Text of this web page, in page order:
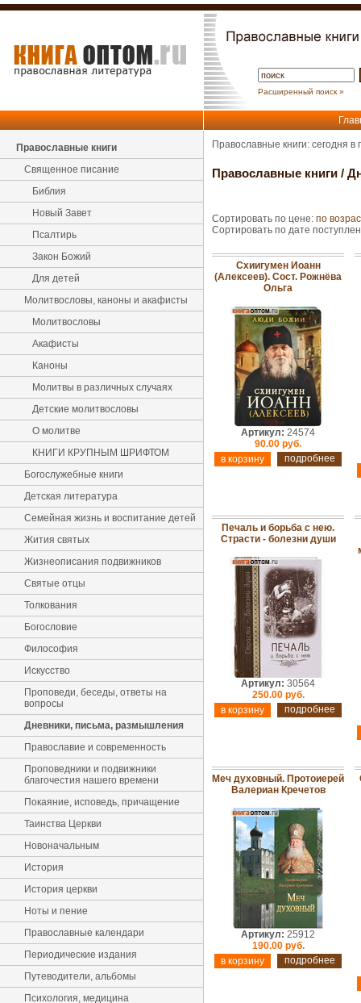
Расширенный поиск »
Православные книги
Священное писание
Библия
Новый Завет
Псалтирь
Закон Божий
Для детей
Молитвословы, каноны и акафисты
Молитвословы
Акафисты
Каноны
Молитвы в различных случаях
Детские молитвословы
О молитве
КНИГИ КРУПНЫМ ШРИФТОМ
Богослужебные книги
Детская литература
Семейная жизнь и воспитание детей
Жития святых
Жизнеописания подвижников
Святые отцы
Толкования
Богословие
Философия
Искусство
Проповеди, беседы, ответы на
вопросы
Дневники, письма, размышления
Православие и современность
Проповедники и подвижники
благочестия нашего времени
Покаяние, исповедь, причащение
Таинства Церкви
Новоначальным
История
История церкви
Ноты и пение
Православные календари
Периодические издания
Путеводители, альбомы
Психология, медицина
Православные книги: сегодня
Православные книги /
Сортировать по цене: по
Сортировать по дате
Схиигумен Иоанн
(Алексеев). Сост. Рожнёва
Ольга
Артикул: 24574
90.00 руб.
подробнее
Печаль и борьба с нею.
Страсти - болезни души
Артикул: 30564
250.00 руб.
подробнее
Меч духовный. Протоиерей
Валериан Кречетов
Артикул: 25912
190.00 руб.
подробнее